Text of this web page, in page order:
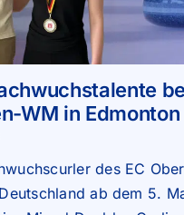
WM in Edmonton
des EC
ab dem 5.